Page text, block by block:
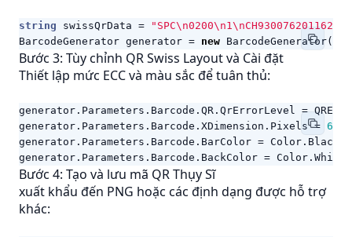
string swissQrData =
BarcodeGenerator generator = new BarcodeGenerator(
Bước 3: Tùy chỉnh QR Swiss Layout và Cài đặt
Thiết lập mức ECC và màu sắc để tuân thủ:
generator . Parameters . Barcode . QR . QrErrorLevel =
generator . Parameters . Barcode . XDimension . Pixels = 6
generator . Parameters . Barcode . BarColor = Color . Black
generator . Parameters . Barcode . BackColor = Color . White
Bước 4: Tạo và lưu mã QR Thụy Sĩ
xuất khẩu đến PNG hoặc các định dạng được hỗ trợ
khác: